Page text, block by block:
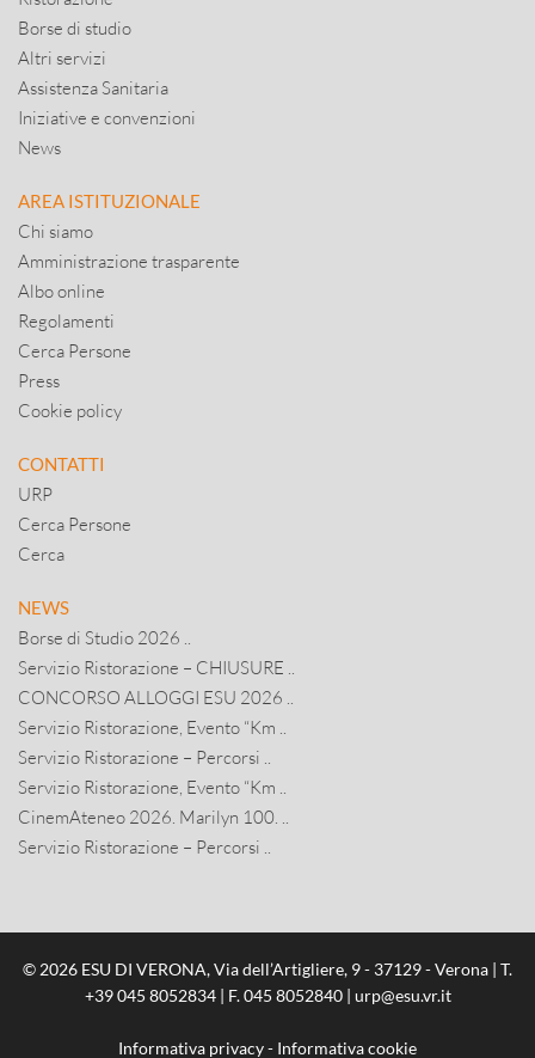
Borse di studio
Altri servizi
Assistenza Sanitaria
Iniziative e convenzioni
News
AREA ISTITUZIONALE
Chi siamo
Amministrazione trasparente
Albo online
Regolamenti
Cerca Persone
Press
Cookie policy
CONTATTI
URP
Cerca Persone
Cerca
NEWS
Borse di Studio 2026 ..
Servizio Ristorazione – CHIUSURE ..
CONCORSO ALLOGGI ESU 2026 ..
Servizio Ristorazione, Evento “Km ..
Servizio Ristorazione – Percorsi ..
Servizio Ristorazione, Evento “Km ..
CinemAteneo 2026. Marilyn 100. ..
Servizio Ristorazione – Percorsi ..
© 2026 ESU DI VERONA, Via dell’Artigliere, 9 - 37129 - Verona | T.
+39 045 8052834| F. 045 8052840 | urp@esu.vr.it
Informativa privacy- Informativa cookie